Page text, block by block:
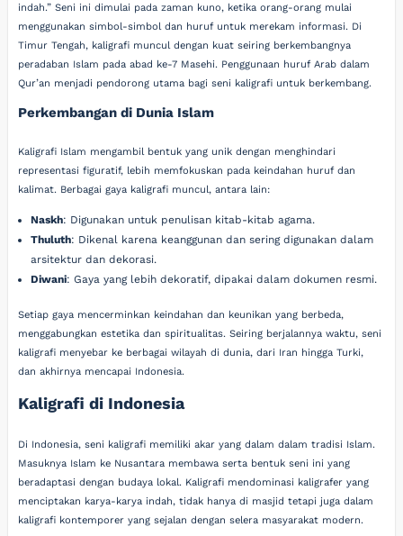
indah.” Seni ini dimulai pada zaman kuno, ketika orang-orang mulai
menggunakan simbol-simbol dan huruf untuk merekam informasi. Di
Timur Tengah, kaligrafi muncul dengan kuat seiring berkembangnya
peradaban Islam pada abad ke-7 Masehi. Penggunaan huruf Arab dalam
Qur’an menjadi pendorong utama bagi seni kaligrafi untuk berkembang.
Perkembangan di Dunia Islam
Kaligrafi Islam mengambil bentuk yang unik dengan menghindari
representasi figuratif, lebih memfokuskan pada keindahan huruf dan
kalimat. Berbagai gaya kaligrafi muncul, antara lain:
Naskh: Digunakan untuk penulisan kitab-kitab agama.
Thuluth: Dikenal karena keanggunan dan sering digunakan dalam
arsitektur dan dekorasi.
Diwani: Gaya yang lebih dekoratif, dipakai dalam dokumen resmi.
Setiap gaya mencerminkan keindahan dan keunikan yang berbeda,
menggabungkan estetika dan spiritualitas. Seiring berjalannya waktu, seni
kaligrafi menyebar ke berbagai wilayah di dunia, dari Iran hingga Turki,
dan akhirnya mencapai Indonesia.
Kaligrafi di Indonesia
Di Indonesia, seni kaligrafi memiliki akar yang dalam dalam tradisi Islam.
Masuknya Islam ke Nusantara membawa serta bentuk seni ini yang
beradaptasi dengan budaya lokal. Kaligrafi mendominasi kaligrafer yang
menciptakan karya-karya indah, tidak hanya di masjid tetapi juga dalam
kaligrafi kontemporer yang sejalan dengan selera masyarakat modern.